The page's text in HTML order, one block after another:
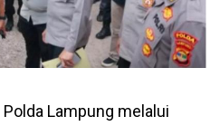
Polda Lampung melalui